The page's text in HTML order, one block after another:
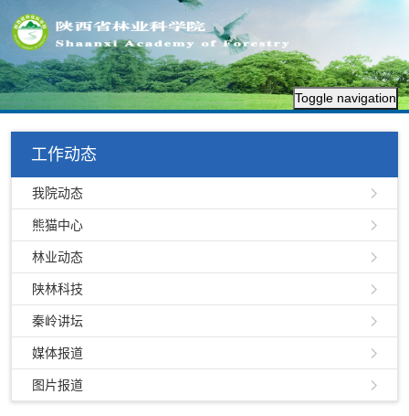
Toggle navigation
工作动态
我院动态
熊猫中心
林业动态
陕林科技
秦岭讲坛
媒体报道
图片报道